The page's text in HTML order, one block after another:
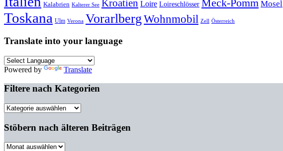
Kalabrien Kalterer See Kroatien Loire Loireschlösser Meck-Pomm Mosel
Toskana Ulm Verona VorarlbergWohnmobil Zell Österreich
Translate into your language
Powered by Translate
Filtere nach Kategorien
Filtere
Kategorien
Stöbern nach älteren Beiträgen
Stöbern